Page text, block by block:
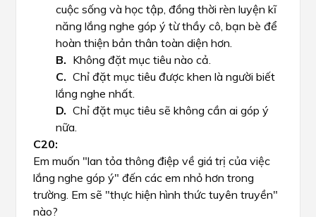
cuộc sống và học tập, đồng thời rèn luyện kĩ
năng lắng nghe góp ý từ thầy cô, bạn bè để
hoàn thiện bản thân toàn diện hơn.
Không đặt mục tiêu nào cả.
Chỉ đặt mục tiêu được khen là người biết
lắng nghe nhất.
Chỉ đặt mục tiêu sẽ không cần ai góp ý
nữa.
Em muốn "lan tỏa thông điệp về giá trị của việc
lắng nghe góp ý" đến các em nhỏ hơn trong
trường. Em sẽ "thực hiện hình thức tuyên truyền"
nào?